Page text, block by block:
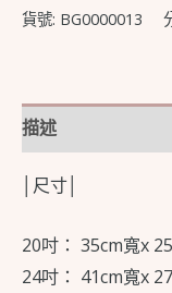
貨號: BG0000013
描述
│尺寸│
20吋： 35cm寬x
24吋： 41cm寬x